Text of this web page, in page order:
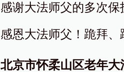
感谢大法师父的多次保
感恩大法师父！跪拜
北京市怀柔山区老年